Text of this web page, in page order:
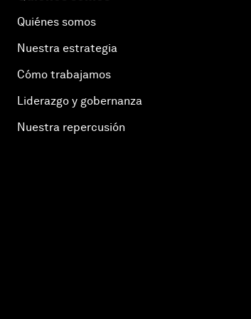
Quiénes somos
Nuestra estrategia
Cómo trabajamos
Liderazgo y gobernanza
Nuestra repercusión